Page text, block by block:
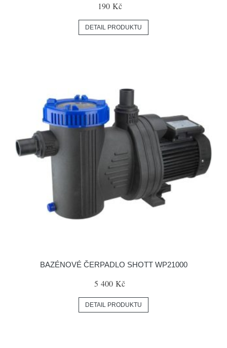
190 Kč
DETAIL PRODUKTU
BAZÉNOVÉ ČERPADLO SHOTT WP21000
5 400 Kč
DETAIL PRODUKTU